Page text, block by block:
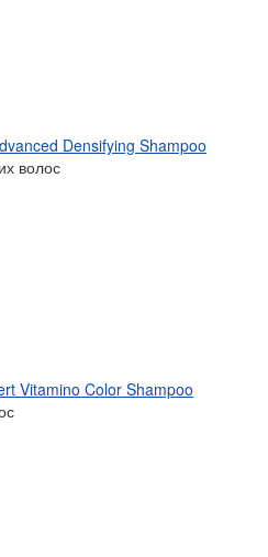
Densifying Shampoo
волос
Vitamino Color Shampoo